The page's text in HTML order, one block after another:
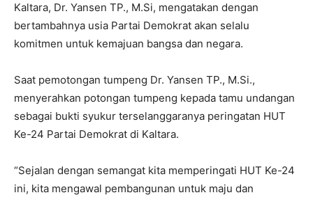
Kaltara, Dr. Yansen TP., M.Si, mengatakan dengan
bertambahnya usia Partai Demokrat akan selalu
komitmen untuk kemajuan bangsa dan negara.
Saat pemotongan tumpeng Dr. Yansen TP., M.Si.,
menyerahkan potongan tumpeng kepada tamu undangan
sebagai bukti syukur terselanggaranya peringatan HUT
Ke-24 Partai Demokrat di Kaltara.
“Sejalan dengan semangat kita memperingati HUT Ke-24
ini, kita mengawal pembangunan untuk maju dan